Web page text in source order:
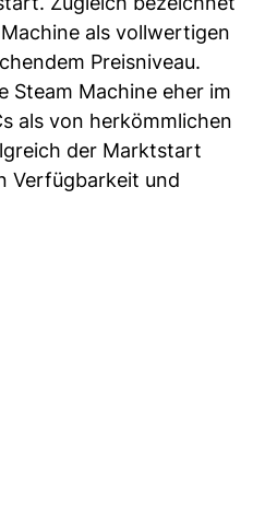
als vollwertigen
Preisniveau.
Steam Machine eher im
als von herkömmlichen
der Marktstart
Verfügbarkeit und